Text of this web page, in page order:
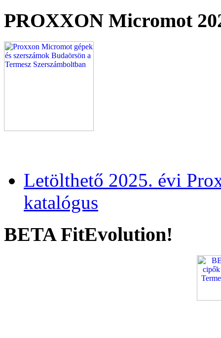
PROXXON Micromot
Letölthető 2025. évi
katalógus
BETA FitEvolution!